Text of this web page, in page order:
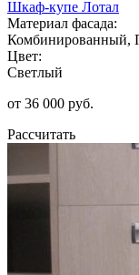
Шкаф-купе Лотал
Материал фасада:
Комбинированный,
Цвет:
Светлый
от 36 000 руб.
Рассчитать